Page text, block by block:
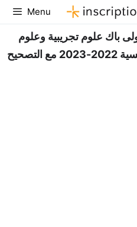
Aller
au
contenu
Menu
باك علوم تجريبية وعلوم